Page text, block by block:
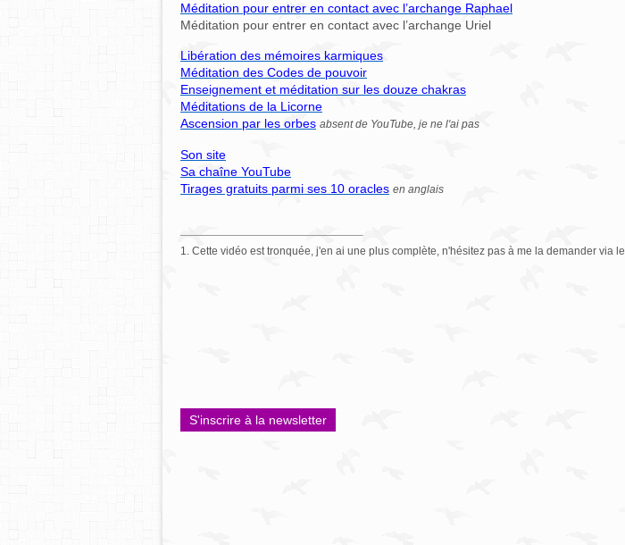
Méditation pour entrer en contact avec l’archange Raphael
Méditation pour entrer en contact avec l’archange Uriel
Libération des mémoires karmiques
Méditation des Codes de pouvoir
Enseignement et méditation sur les douze chakras
Méditations de la Licorne
Ascension par les orbes absent de YouTube, je ne l'ai pas
Son site
Sa chaîne YouTube
Tirages gratuits parmi ses 10 oracles en anglais
1. Cette vidéo est tronquée, j'en ai une plus complète, n'hésitez pas à me la demander via le
S'inscrire à la newsletter